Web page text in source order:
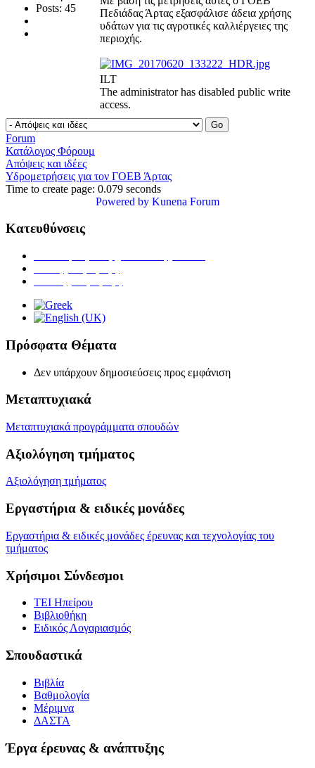
Posts: 45
Πεδιάδας Άρτας εξασφάλισε άδεια χρήσης
υδάτων για τις αγροτικές καλλιέργειες της
περιοχής.
ILT
The administrator has disabled public write
access.
Forum
Κατάλογος Φόρουμ
Απόψεις και ιδέες
Υδρομετρήσεις για τον ΓΟΕΒ Άρτας
Time to create page: 0.079 seconds
Powered by Kunena Forum
Κατευθύνσεις
Πρόσφατα Θέματα
Δεν υπάρχουν δημοσιεύσεις προς εμφάνιση
Μεταπτυχιακά
Μεταπτυχιακά προγράμματα σπουδών
Αξιολόγηση τμήματος
Αξιολόγηση τμήματος
Εργαστήρια & ειδικές μονάδες
Εργαστήρια & ειδικές μονάδες έρευνας και τεχνολογίας του
τμήματος
Χρήσιμοι Σύνδεσμοι
ΤΕΙ Ηπείρου
Βιβλιοθήκη
Eιδικός Λογαριασμός
Σπουδαστικά
Βιβλία
Βαθμολογία
Μέριμνα
ΔΑΣΤΑ
Έργα έρευνας & ανάπτυξης